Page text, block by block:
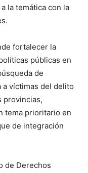
la temática con la
fortalecer la
públicas en
de
víctimas del delito
provincias,
tema prioritario en
de integración
de Derechos